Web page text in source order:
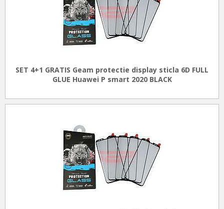
SET 4+1 GRATIS Geam protectie display sticla 6D FULL
GLUE Huawei P smart 2020 BLACK